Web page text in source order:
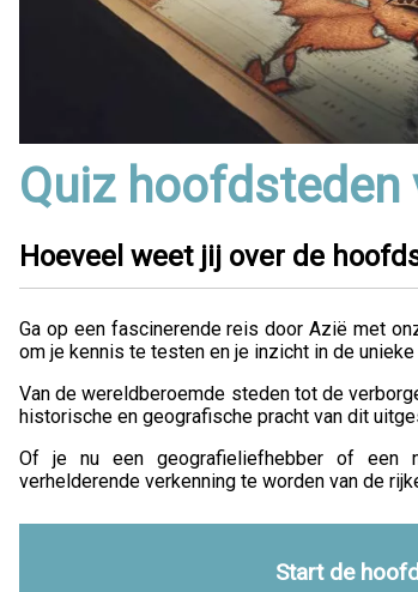
Quiz hoofdsteden
Hoeveel weet jij over de
Ga op een fascinerende reis door Azië met
om je kennis te testen en je inzicht in de
Van de wereldberoemde steden tot de
historische en geografische pracht van dit
Of je nu een geografieliefhebber of een
verhelderende verkenning te worden van de
Start de